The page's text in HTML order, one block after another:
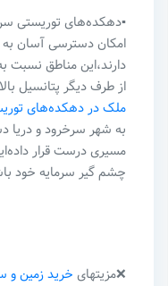
▪️دهکده‌های توریستی
امکان دسترسی آسان
دارند،این مناطق نسبت
از طرف دیگر پتانسیل
ملک در دهکده‌های
به شهر سرخرود و دریا
مسیری درست قرار
چشم گیر سرمایه خود
❌مزیتهای خرید زمین و